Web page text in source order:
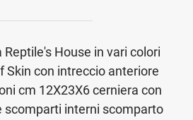
House in vari colori
Skin con intreccio anteriore
cm 12X23X6 cerniera con
scomparti interni scomparto